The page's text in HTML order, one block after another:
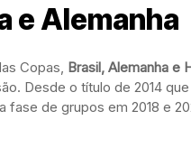
e Alemanha
Copas, Brasil, Alemanha e
Desde o título de 2014
fase de grupos em 2018 e